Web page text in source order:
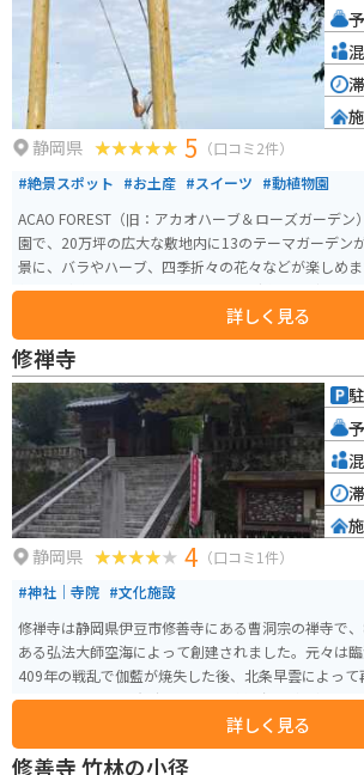
静岡県 5 （口コミ2件）
#絶景スポット #お土産 #スイーツ #動植物園
ACAO FOREST（旧：アカオハーブ＆ローズガーデ
園で、20万坪の広大な敷地内に13のテーマガーデン
景に、バラやハーブ、四季折々の花々などが楽しめ
作り体験施設、カフェ、ショッピング施設などもあ
特に5月上旬から6月中旬のバラのシーズンは必見です
SE」という木造建築のカフェもあります。2015年に
ています。
詳しく見る
修禅寺
静岡県 4 （口コミ1件）
#神社｜寺院 #文化施設
修禅寺は静岡県伊豆市修善寺にある曹洞宗の禅寺で
ある弘法大師空海によって創建されました。元々は
409年の戦乱で伽藍が焼失した後、北条早雲によって
になりました。鎌倉時代には二代将軍源頼家が幽閉
わたる歴史の中で様々な物語が生まれました。 修禅寺は修正会や節分、頼家
まつりなど様々な仏事や祭事を行っています。東京
詳しく見る
修善寺 竹林の小径